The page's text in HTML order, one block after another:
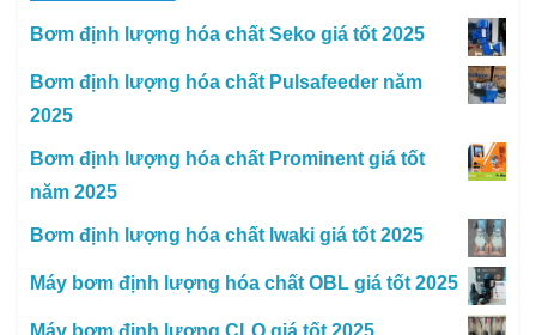
Bơm định lượng hóa chất Seko giá tốt 2025
Bơm định lượng hóa chất Pulsafeeder năm
2025
Bơm định lượng hóa chất Prominent giá tốt
năm 2025
Bơm định lượng hóa chất Iwaki giá tốt 2025
Máy bơm định lượng hóa chất OBL giá tốt 2025
Máy bơm định lượng CLO giá tốt 2025